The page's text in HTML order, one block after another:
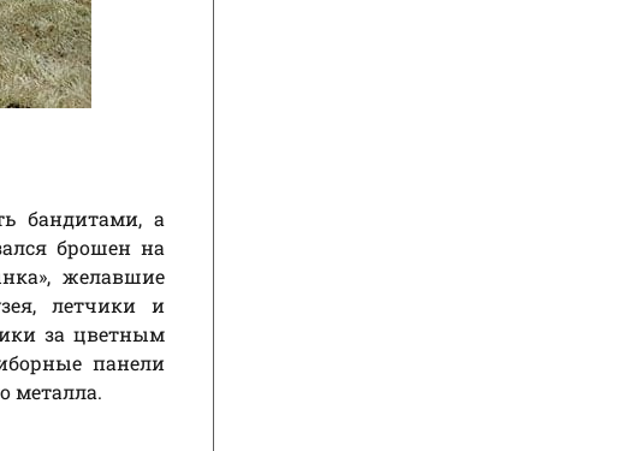
бандитами, а
брошен на
желавшие
летчики и
за цветным
панели
металла.